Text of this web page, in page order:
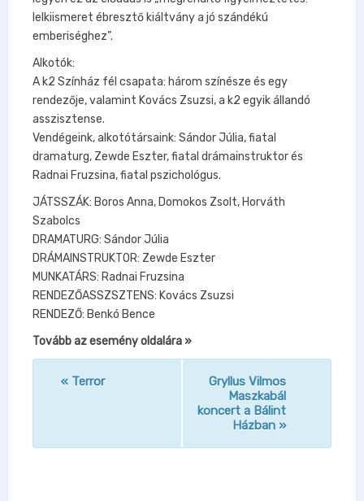
lelkiismeret ébresztő kiáltvány a jó szándékú
emberiséghez”.
Alkotók:
A k2 Színház fél csapata: három színésze és egy
rendezője, valamint Kovács Zsuzsi, a k2 egyik állandó
asszisztense.
Vendégeink, alkotótársaink: Sándor Júlia, fiatal
dramaturg, Zewde Eszter, fiatal drámainstruktor és
Radnai Fruzsina, fiatal pszichológus.
JÁTSSZÁK: Boros Anna, Domokos Zsolt, Horváth
Szabolcs
DRAMATURG: Sándor Júlia
DRÁMAINSTRUKTOR: Zewde Eszter
MUNKATÁRS: Radnai Fruzsina
RENDEZŐASSZSZTENS: Kovács Zsuzsi
RENDEZŐ: Benkó Bence
Tovább az esemény oldalára »
« Terror
Gryllus Vilmos
Maszkabál
koncert a Bálint
Házban »